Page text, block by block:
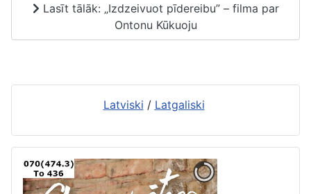
Lasīt tālāk: „Izdzeivuot pīdereibu” – filma par
Ontonu Kūkuoju
Latviski / Latgaliski